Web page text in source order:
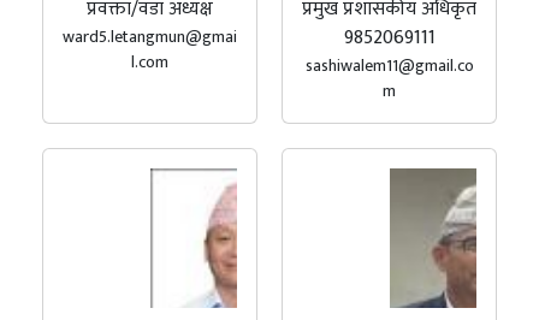
प्रवक्ता/वडा अध्यक्ष
ward5.letangmun@gmai
l.com
प्रमुख प्रशासकीय अधिकृत
9852069111
sashiwalem11@gmail.co
m